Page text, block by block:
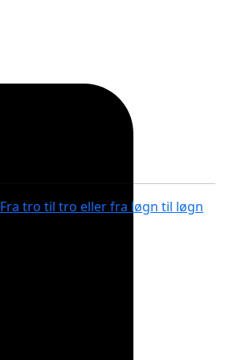
Fra tro til tro eller fra løgn til løgn